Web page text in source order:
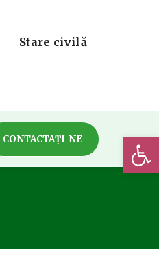
Stare civilă
CONTACTAȚI-NE